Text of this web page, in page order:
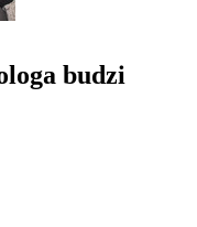
budzi